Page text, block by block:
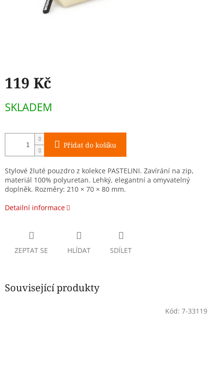
119 Kč
cena:
SKLADEM
Přidat do košíku
Stylové žluté pouzdro z kolekce PASTELINI. Zavírání na zip,
materiál 100% polyuretan. Lehký, elegantní a omyvatelný
doplněk. Rozměry: 210 × 70 × 80 mm.
Detailní informace
ZEPTAT SE HLÍDAT SDÍLET
Související produkty
Kód: 7-33119